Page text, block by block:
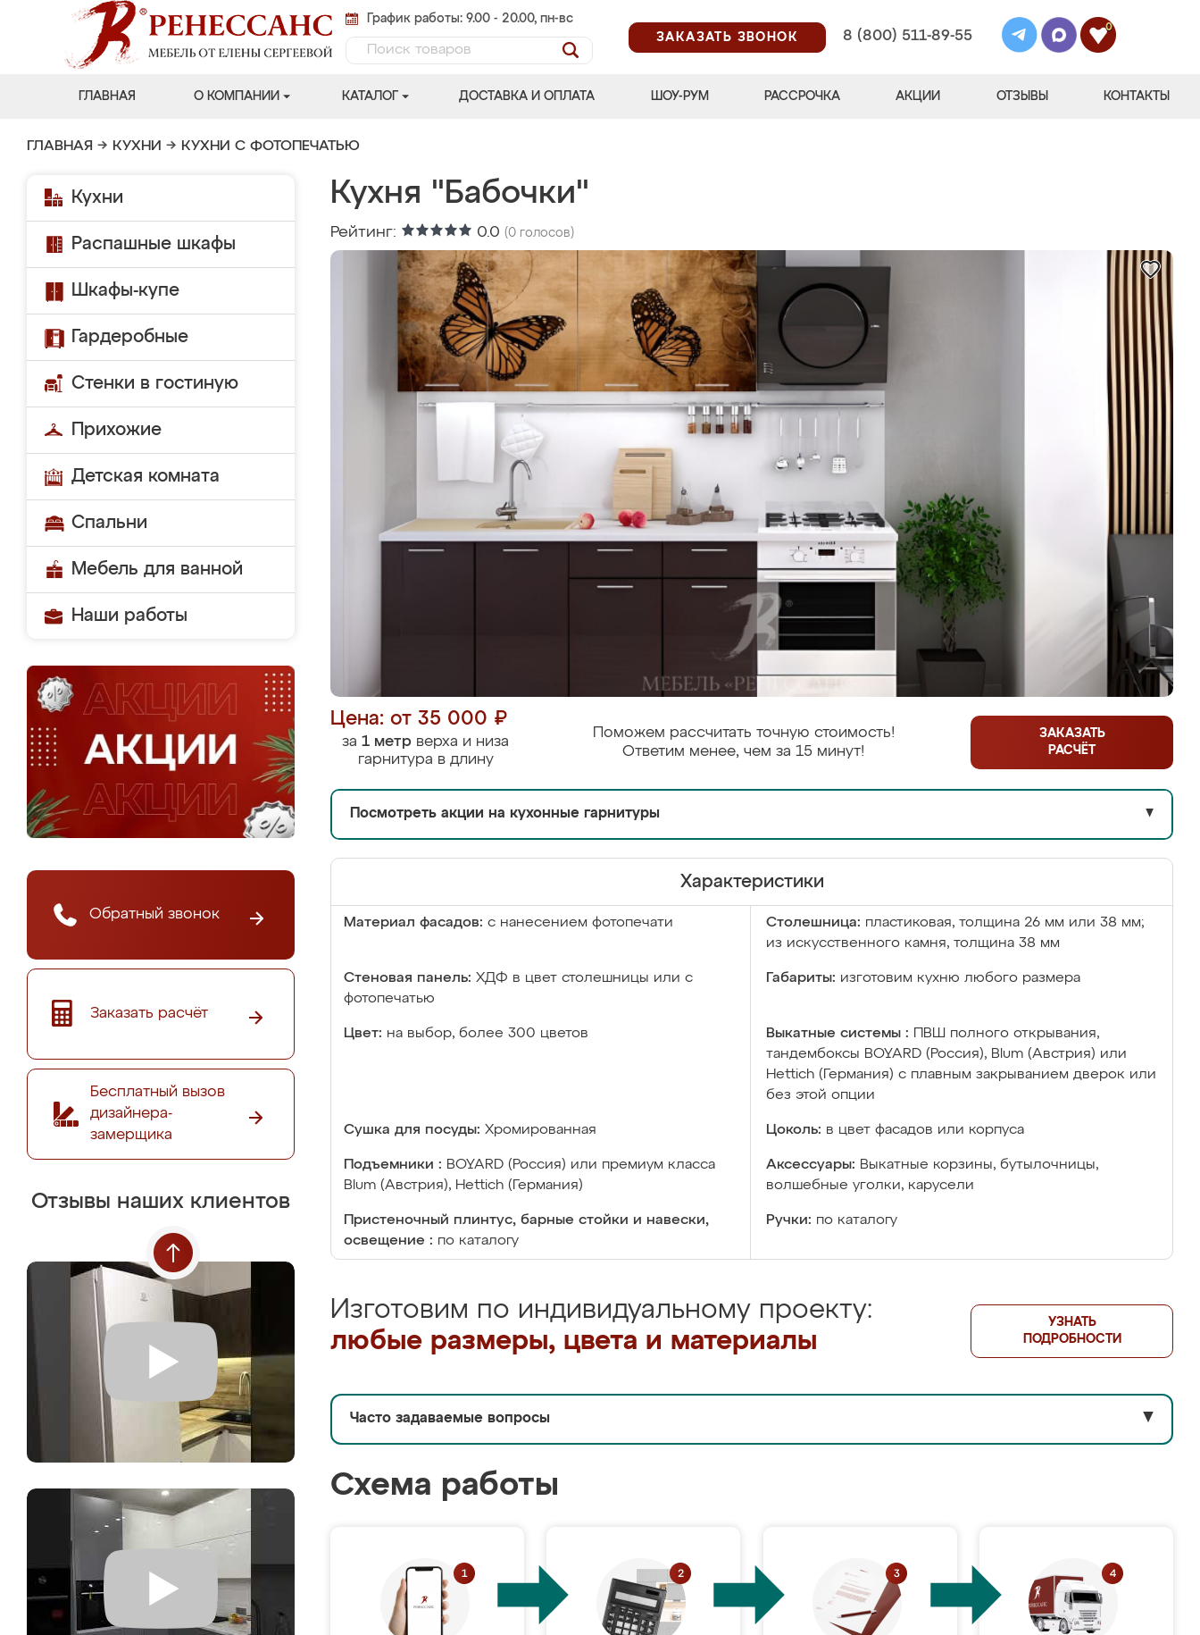
График работы: 9.00 - 20.00, пн-вс
ЗАКАЗАТЬ ЗВОНОК
8 (800) 511-89-55
0
ГЛАВНАЯ О КОМПАНИИ КАТАЛОГ ДОСТАВКА И ОПЛАТА ШОУ-РУМ РАССРОЧКА АКЦИИ ОТЗЫВЫ КОНТАКТЫ
ГЛАВНАЯ → КУХНИ → КУХНИ С ФОТОПЕЧАТЬЮ
Кухни
Распашные шкафы
Шкафы-купе
Гардеробные
Стенки в гостиную
Прихожие
Детская комната
Спальни
Мебель для ванной
Наши работы
Обратный звонок
Заказать расчёт
Бесплатный вызов
дизайнера-
замерщика
Отзывы наших клиентов
Кухня "Бабочки"
Рейтинг: 0.0 (0 голосов)
Цена: от 35 000 ₽
за 1 метр верха и низа
гарнитура в длину
Поможем рассчитать точную стоимость!
Ответим менее, чем за 15 минут!
ЗАКАЗАТЬ
РАСЧЁТ
Посмотреть акции на кухонные гарнитуры ▼
Характеристики
Материал фасадов: с нанесением фотопечати Столешница: пластиковая, толщина 26 мм или 38 мм;
из искусственного камня, толщина 38 мм
Стеновая панель: ХДФ в цвет столешницы или с
фотопечатью
Габариты: изготовим кухню любого размера
Цвет: на выбор, более 300 цветов Выкатные системы :
ПВШ полного открывания,
тандембоксы BOYARD (Россия), Blum (Австрия) или
Hettich (Германия) с плавным закрыванием дверок или
без этой опции
Сушка для посуды: Хромированная Цоколь: в цвет фасадов или корпуса
Подъемники : BOYARD (Россия) или премиум класса
Blum (Австрия), Hettich (Германия)
Аксессуары: Выкатные корзины, бутылочницы,
волшебные уголки, карусели
Пристеночный плинтус, барные стойки и навески,
освещение : по каталогу
Ручки: по каталогу
Изготовим по индивидуальному проекту:
любые размеры, цвета и материалы
УЗНАТЬ
ПОДРОБНОСТИ
Часто задаваемые вопросы ▼
Схема работы